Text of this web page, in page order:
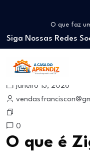
Como trabalhar
O que faz
Como ser um
Como dar
Profissão
Como trabalhar
O que faz
Como ser um
Siga Nossas Redes
janeiro 13, 2026
0
O que é